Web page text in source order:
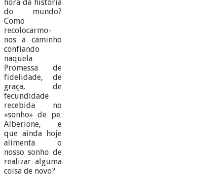
hora da história
do mundo?
Como
recolocarmo-
nos a caminho
confiando
naquela
Promessa de
fidelidade, de
graça, de
fecundidade
recebida no
«sonho» de pe.
Alberione, e
que ainda hoje
alimenta o
nosso sonho de
realizar alguma
coisa de novo?